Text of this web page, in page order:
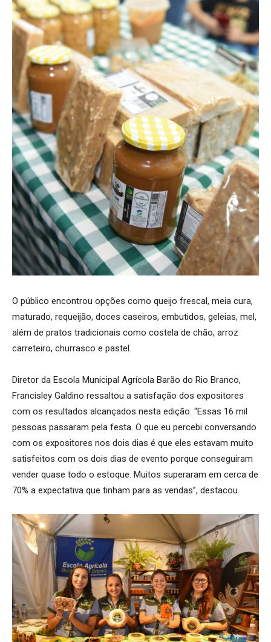
O público encontrou opções como queijo frescal, meia cura,
maturado, requeijão, doces caseiros, embutidos, geleias, mel,
além de pratos tradicionais como costela de chão, arroz
carreteiro, churrasco e pastel.
Diretor da Escola Municipal Agrícola Barão do Rio Branco,
Francisley Galdino ressaltou a satisfação dos expositores
com os resultados alcançados nesta edição. “Essas 16 mil
pessoas passaram pela festa. O que eu percebi conversando
com os expositores nos dois dias é que eles estavam muito
satisfeitos com os dois dias de evento porque conseguiram
vender quase todo o estoque. Muitos superaram em cerca de
70% a expectativa que tinham para as vendas”, destacou.